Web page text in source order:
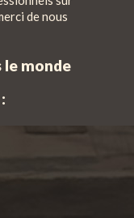
de nous
monde